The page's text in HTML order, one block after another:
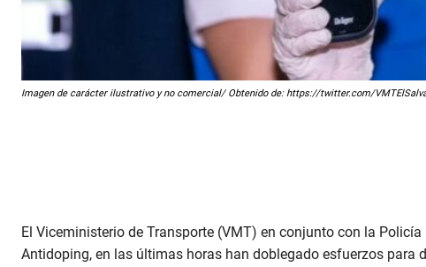
Imagen de carácter ilustrativo y no comercial/ Obtenido de: https://twitter.com/
El Viceministerio de Transporte (VMT) en conjunto con la
Antidoping, en las últimas horas han doblegado esfuerzos para